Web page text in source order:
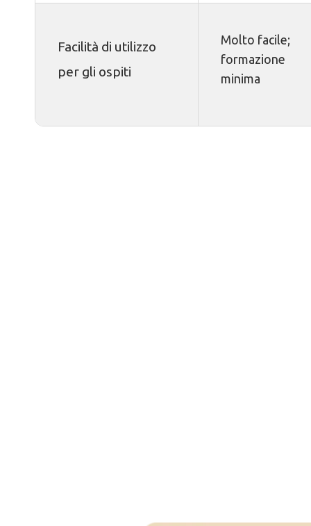
Facilità di utilizzo
per gli ospiti
Molto facile;
formazione
minima